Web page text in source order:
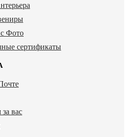
Фото
сертификаты
вас